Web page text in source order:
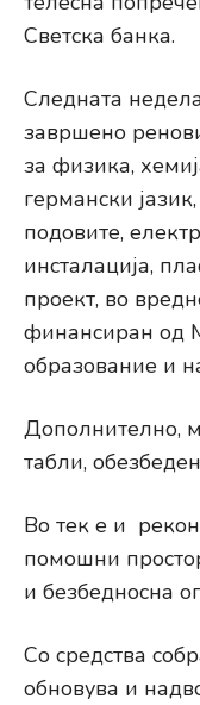
Светска банка.
Следната
завршено
за физика,
германски
подовите,
инсталација,
проект, во
финансиран од
образование и
Дополнително,
табли,
Во тек е и
помошни
и безбедносна
Со средства
обновува и